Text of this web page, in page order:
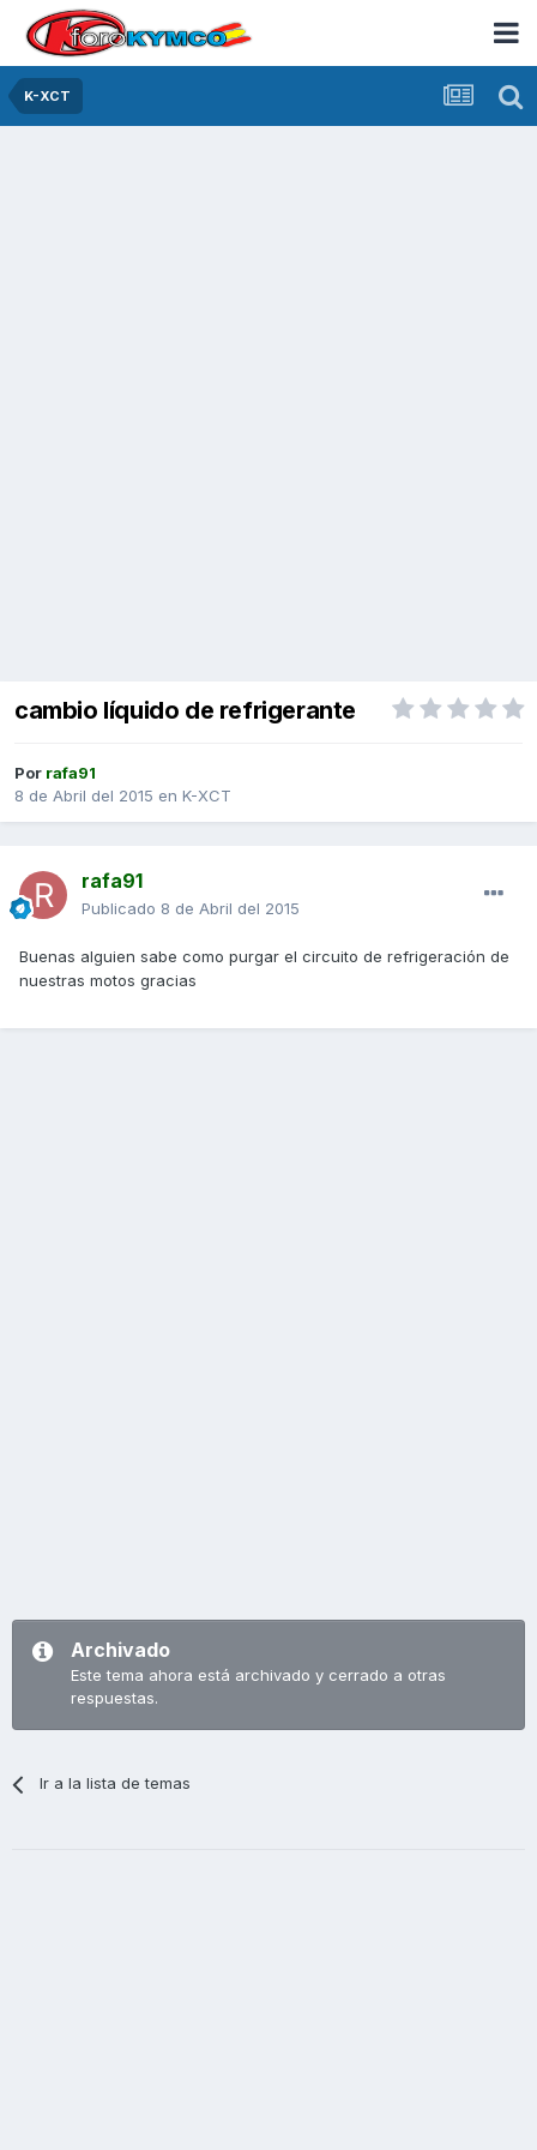
K-XCT
cambio líquido de refrigerante
Por rafa91
8 de Abril del 2015 en K-XCT
rafa91
Publicado 8 de Abril del 2015
Buenas alguien sabe como purgar el circuito de refrigeración de
nuestras motos gracias
Archivado
Este tema ahora está archivado y cerrado a otras
respuestas.
Ir a la lista de temas